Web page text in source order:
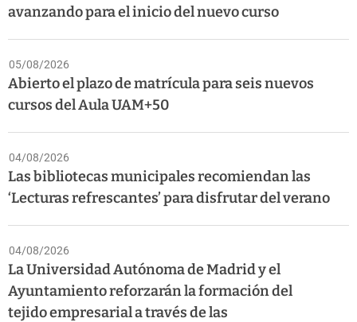
avanzando para el inicio del nuevo curso
05/08/2026
Abierto el plazo de matrícula para seis nuevos
cursos del Aula UAM+50
04/08/2026
Las bibliotecas municipales recomiendan las
‘Lecturas refrescantes’ para disfrutar del verano
04/08/2026
La Universidad Autónoma de Madrid y el
Ayuntamiento reforzarán la formación del
tejido empresarial a través de las